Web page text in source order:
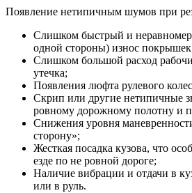
Появление нетипичным шумов при
Слишком быстрый и
одной стороны) износ
Слишком большой расход
утечка;
Появления люфта рулевого
Скрип или другие нетипичные
ровному дорожному полотну и
Снижения уровня
сторону»;
Жесткая посадка кузова, что
езде по не ровной дороге;
Наличие вибрации и отдачи в
или в руль.